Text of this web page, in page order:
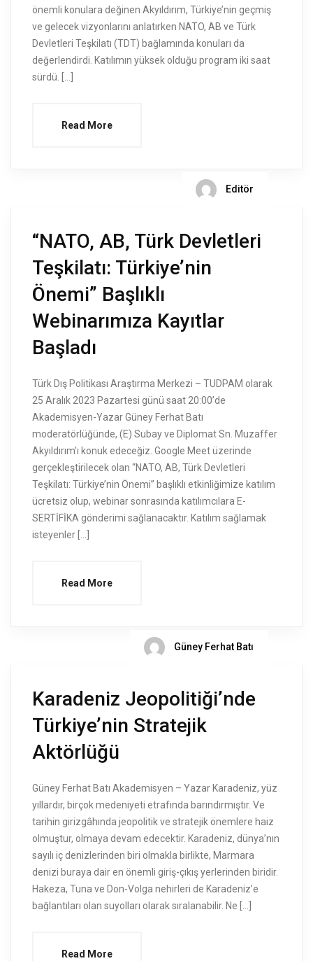
önemli konulara değinen Akyıldırım, Türkiye’nin geçmiş
ve gelecek vizyonlarını anlatırken NATO, AB ve Türk
Devletleri Teşkilatı (TDT) bağlamında konuları da
değerlendirdi. Katılımın yüksek olduğu program iki saat
sürdü. […]
Read More
Editör
“NATO, AB, Türk Devletleri
Teşkilatı: Türkiye’nin
Önemi” Başlıklı
Webinarımıza Kayıtlar
Başladı
Türk Dış Politikası Araştırma Merkezi – TUDPAM olarak
25 Aralık 2023 Pazartesi günü saat 20:00’de
Akademisyen-Yazar Güney Ferhat Batı
moderatörlüğünde, (E) Subay ve Diplomat Sn. Muzaffer
Akyıldırım’ı konuk edeceğiz. Google Meet üzerinde
gerçekleştirilecek olan “NATO, AB, Türk Devletleri
Teşkilatı: Türkiye’nin Önemi” başlıklı etkinliğimize katılım
ücretsiz olup, webinar sonrasında katılımcılara E-
SERTİFİKA gönderimi sağlanacaktır. Katılım sağlamak
isteyenler […]
Read More
Güney Ferhat Batı
Karadeniz Jeopolitiği’nde
Türkiye’nin Stratejik
Aktörlüğü
Güney Ferhat Batı Akademisyen – Yazar Karadeniz, yüz
yıllardır, birçok medeniyeti etrafında barındırmıştır. Ve
tarihin girizgâhında jeopolitik ve stratejik önemlere haiz
olmuştur, olmaya devam edecektir. Karadeniz, dünya’nın
sayılı iç denizlerinden biri olmakla birlikte, Marmara
denizi buraya dair en önemli giriş-çıkış yerlerinden biridir.
Hakeza, Tuna ve Don-Volga nehirleri de Karadeniz’e
bağlantıları olan suyolları olarak sıralanabilir. Ne […]
Read More